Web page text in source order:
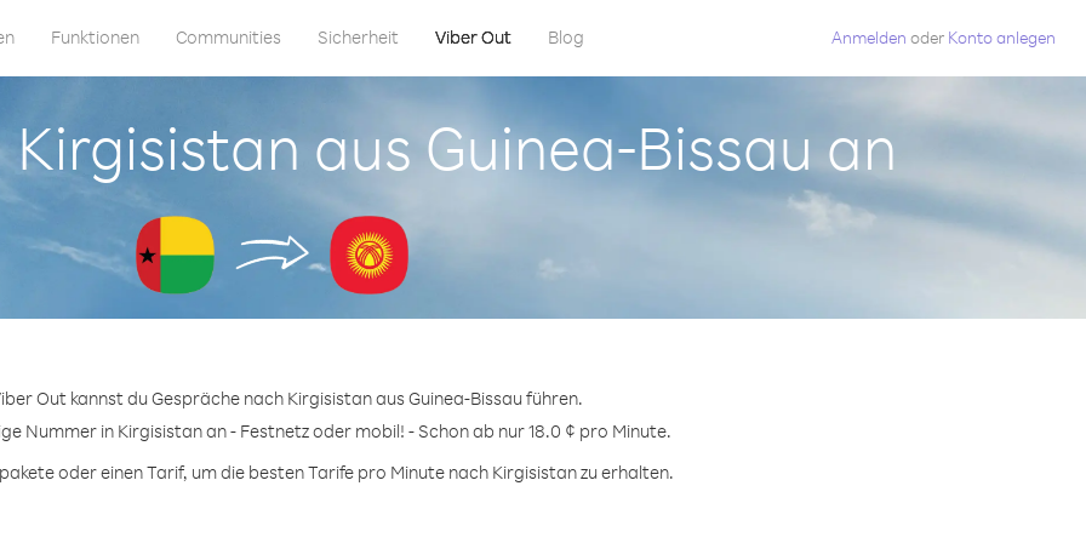
Funktionen Communities Sicherheit Viber Out Blog Anmelden oder Konto anlegen
aus Guinea-Bissau an
Out kannst du Gespräche nach Kirgisistan aus Guinea-Bissau führen.
Nummer in Kirgisistan an - Festnetz oder mobil! - Schon ab nur 18.0 ¢ pro Minute.
oder einen Tarif, um die besten Tarife pro Minute nach Kirgisistan zu erhalten.